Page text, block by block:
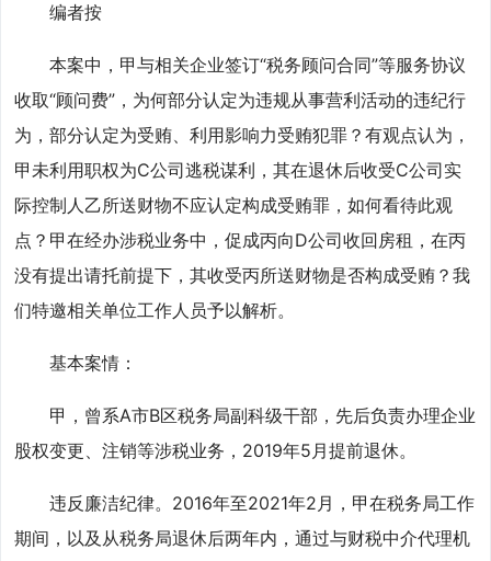
编者按
本案中，甲与相关企业签订“税务顾问合同”等服务协议
收取“顾问费”，为何部分认定为违规从事营利活动的违纪行
为，部分认定为受贿、利用影响力受贿犯罪？有观点认为，
甲未利用职权为C公司逃税谋利，其在退休后收受C公司实
际控制人乙所送财物不应认定构成受贿罪，如何看待此观
点？甲在经办涉税业务中，促成丙向D公司收回房租，在丙
没有提出请托前提下，其收受丙所送财物是否构成受贿？我
们特邀相关单位工作人员予以解析。
基本案情：
甲，曾系A市B区税务局副科级干部，先后负责办理企业
股权变更、注销等涉税业务，2019年5月提前退休。
违反廉洁纪律。2016年至2021年2月，甲在税务局工作
期间，以及从税务局退休后两年内，通过与财税中介代理机